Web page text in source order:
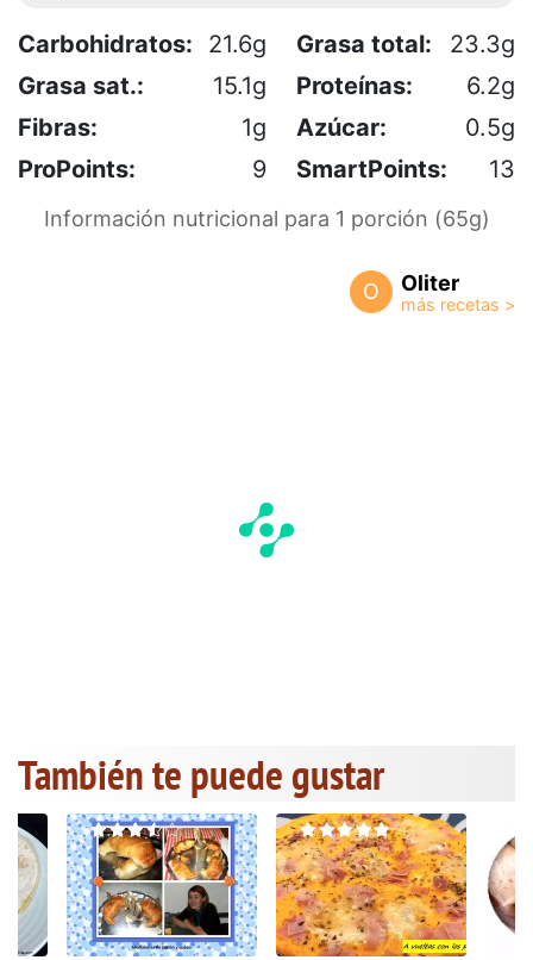
Carbohidratos: 21.6g Grasa total:
23.3g
Grasa sat.:
15.1g Proteínas:
6.2g
Fibras:
1g Azúcar:
0.5g
ProPoints:
9 SmartPoints: 13
Información nutricional para 1 porción (65g)
O Oliter
También te puede gustar